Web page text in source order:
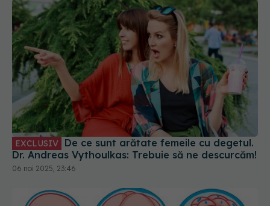
EXCLUSIV
Dr. Andreas Vythoulkas: Trebuie să ne descurcăm!
06 noi 2025, 23:46